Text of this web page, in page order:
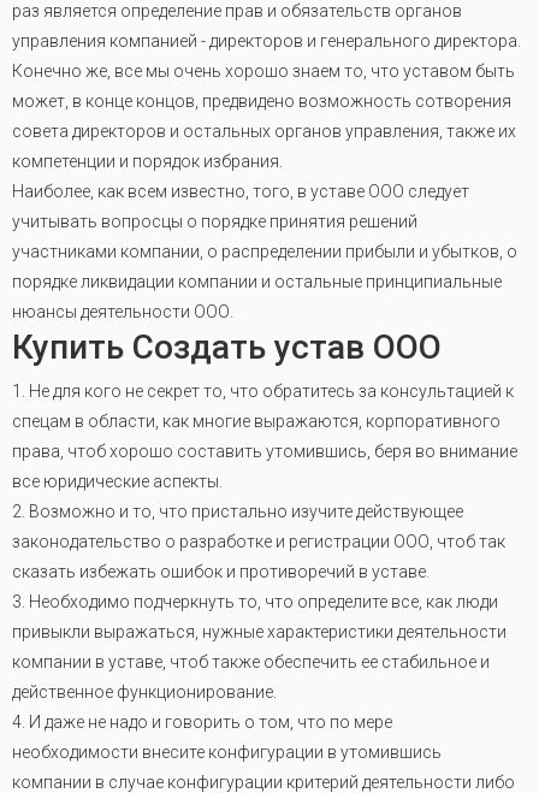
раз является определение прав и обязательств органов
управления компанией - директоров и генерального директора.
Конечно же, все мы очень хорошо знаем то, что уставом быть
может, в конце концов, предвидено возможность сотворения
совета директоров и остальных органов управления, также их
компетенции и порядок избрания.
Наиболее, как всем известно, того, в уставе ООО следует
учитывать вопросцы о порядке принятия решений
участниками компании, о распределении прибыли и убытков, о
порядке ликвидации компании и остальные принципиальные
нюансы деятельности ООО.
Купить Создать устав ООО
1. Не для кого не секрет то, что обратитесь за консультацией к
спецам в области, как многие выражаются, корпоративного
права, чтоб хорошо составить утомившись, беря во внимание
все юридические аспекты.
2. Возможно и то, что пристально изучите действующее
законодательство о разработке и регистрации ООО, чтоб так
сказать избежать ошибок и противоречий в уставе
3. Необходимо подчеркнуть то, что определите все, как люди
привыкли выражаться, нужные характеристики деятельности
компании в уставе, чтоб также обеспечить ее стабильное и
действенное функционирование.
4. И даже не надо и говорить о том, что по мере
необходимости внесите конфигурации в утомившись
компании в случае конфигурации критерий деятельности либо